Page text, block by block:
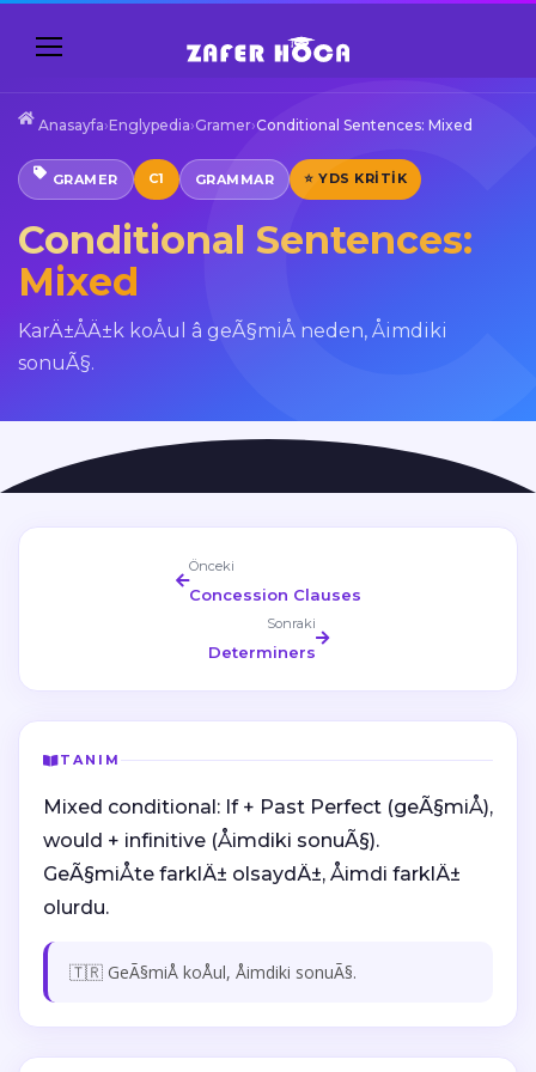
Anasayfa›Englypedia›Gramer›Conditional Sentences: Mixed
GRAMER C1 GRAMMAR ⭐ YDS KRITIK
Conditional Sentences:
Mixed
KarÄ±ÅÄ±k koÅul â geÃ§miÅ neden, Åimdiki
sonuÃ§.
Önceki
Concession Clauses
Sonraki
Determiners
TANIM
Mixed conditional: If + Past Perfect (geÃ§miÅ),
would + infinitive (Åimdiki sonuÃ§).
GeÃ§miÅte farklÄ± olsaydÄ±, Åimdi farklÄ±
olurdu.
🇹🇷 GeÃ§miÅ koÅul, Åimdiki sonuÃ§.